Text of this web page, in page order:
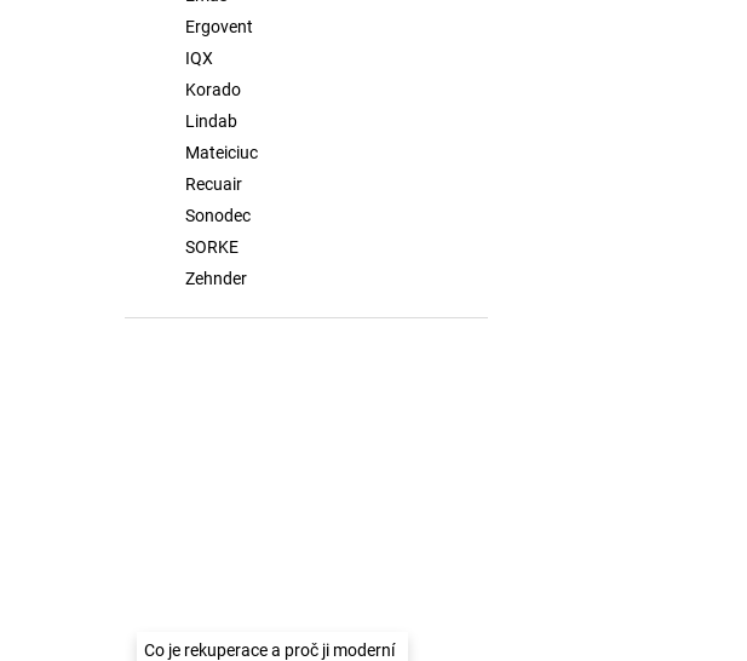
Ergovent
IQX
Korado
Lindab
Mateiciuc
Recuair
Sonodec
SORKE
Zehnder
Co je rekuperace a proč ji moderní